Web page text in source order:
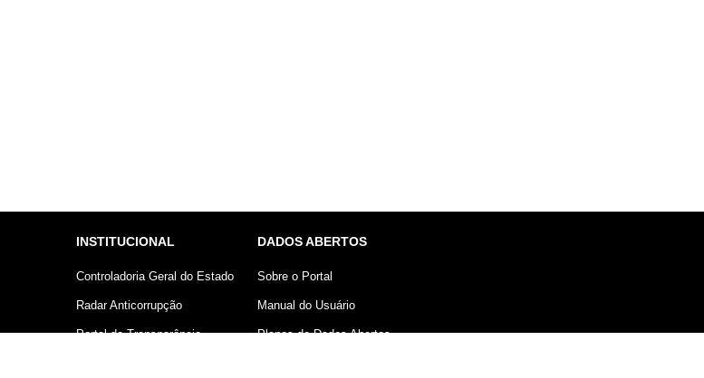
INSTITUCIONAL
Controladoria Geral do Estado
Radar Anticorrupção
Portal da Transparência
DADOS ABERTOS
Sobre o Portal
Manual do Usuário
Planos de Dados Abertos